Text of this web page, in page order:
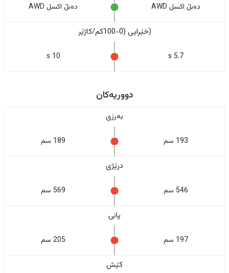
دەبڵ اکسل AWD دەبڵ اکسل AWD
(خێرایی (0-100کم/کاژێر
5.7 s
10 s
دووریەکان
بەرزی
193 سم 189 سم
درێژی
546 سم 569 سم
پانی
197 سم 205 سم
کێش